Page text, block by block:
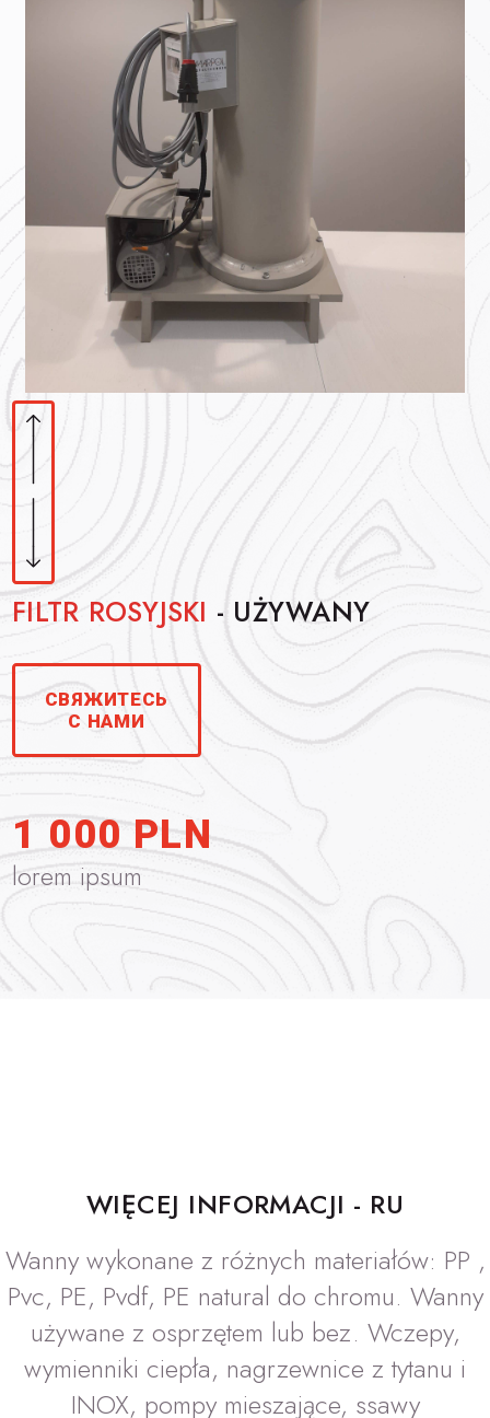
FILTR ROSYJSKI - UŻYWANY
СВЯЖИТЕСЬ
С НАМИ
1 000 PLN
lorem ipsum
WIĘCEJ INFORMACJI - RU
Wanny wykonane z różnych materiałów: PP ,
Pvc, PE, Pvdf, PE natural do chromu. Wanny
używane z osprzętem lub bez. Wczepy,
wymienniki ciepła, nagrzewnice z tytanu i
INOX, pompy mieszające, ssawy